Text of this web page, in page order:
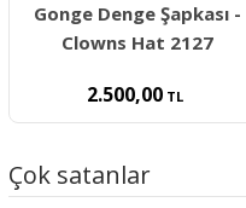
Gonge Denge Şapkası -
Clowns Hat 2127
2.500,00TL
Çok satanlar